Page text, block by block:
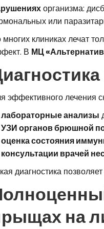
организма:
или
клиниках лечат
В МЦ
эффективного лечения
лабораторные анализы
УЗИ органов брюшной
оценка состояния
консультации врачей
диагностика позволяет
на